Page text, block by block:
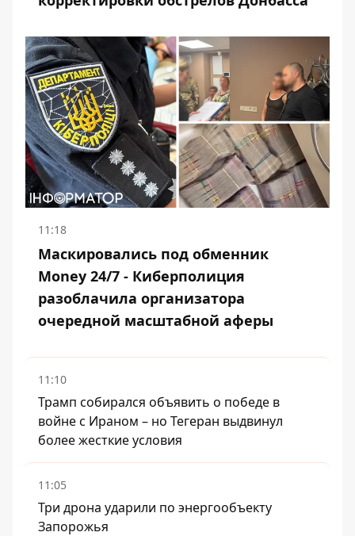
11:18
Маскировались под обменник
Money 24/7 - Киберполиция
разоблачила организатора
очередной масштабной аферы
11:10
Трамп собирался объявить о победе в
войне с Ираном – но Тегеран выдвинул
более жесткие условия
11:05
Три дрона ударили по энергообъекту
Запорожья